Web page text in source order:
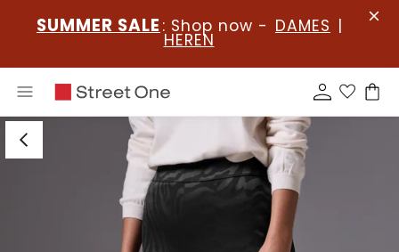
SUMMER SALE : Shop now - DAMES |
HEREN